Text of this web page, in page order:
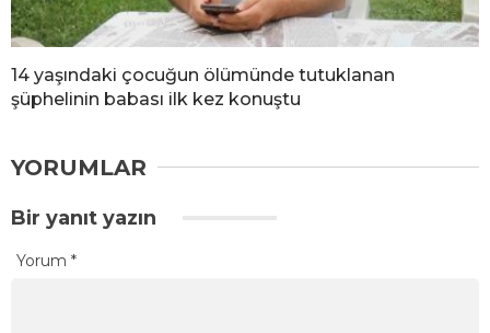
14 yaşındaki çocuğun ölümünde tutuklanan
şüphelinin babası ilk kez konuştu
YORUMLAR
Bir yanıt yazın
Yorum *